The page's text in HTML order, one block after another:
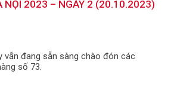
NỘI 2023 – NGÀY 2 (20.10.2023)
vẫn đang sẵn sàng chào đón các
số 73.